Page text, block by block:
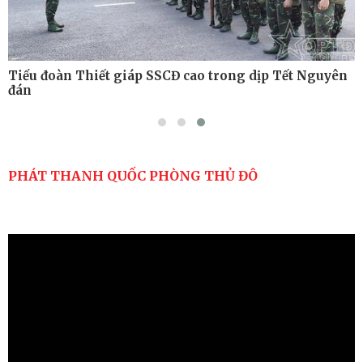
Tiểu đoàn Thiết giáp SSCĐ cao trong dịp Tết Nguyên
đán
PHÁT THANH QUỐC PHÒNG THỦ ĐÔ